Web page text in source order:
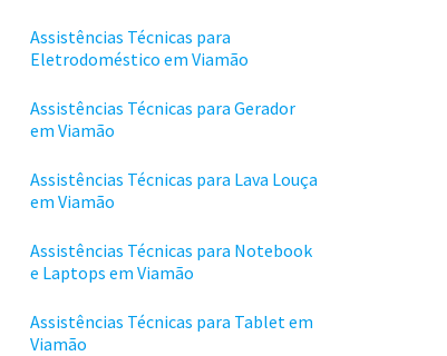
Assistências Técnicas para
Eletrodoméstico em Viamão
Assistências Técnicas para Gerador
em Viamão
Assistências Técnicas para Lava Louça
em Viamão
Assistências Técnicas para Notebook
e Laptops em Viamão
Assistências Técnicas para Tablet em
Viamão